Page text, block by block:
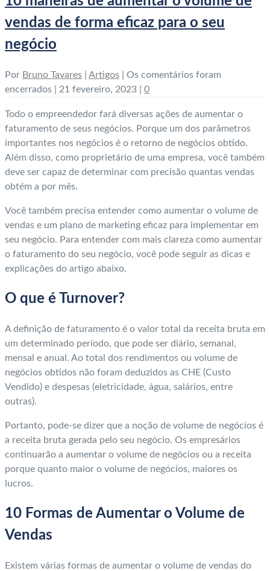
vendas de forma eficaz para o seu
negócio
Por Bruno Tavares Artigos
Os comentários foram
encerrados
21 fevereiro, 2023 0
Todo o empreendedor fará diversas ações de aumentar o
faturamento de seus negócios. Porque um dos parâmetros
importantes nos negócios é o retorno de negócios obtido.
Além disso, como proprietário de uma empresa, você também
deve ser capaz de determinar com precisão quantas vendas
obtém a por mês.
Você também precisa entender como aumentar o volume de
vendas e um plano de marketing eficaz para implementar em
seu negócio. Para entender com mais clareza como aumentar
o faturamento do seu negócio, você pode seguir as dicas e
explicações do artigo abaixo.
O que é Turnover?
A definição de faturamento é o valor total da receita bruta em
um determinado período, que pode ser diário, semanal,
mensal e anual. Ao total dos rendimentos ou volume de
negócios obtidos não foram deduzidos as CHE (Custo
Vendido) e despesas (eletricidade, água, salários, entre
outras).
Portanto, pode-se dizer que a noção de volume de negócios é
a receita bruta gerada pelo seu negócio. Os empresários
continuarão a aumentar o volume de negócios ou a receita
porque quanto maior o volume de negócios, maiores os
lucros.
10 Formas de Aumentar o Volume de
Vendas
Existem várias formas de aumentar o volume de vendas do